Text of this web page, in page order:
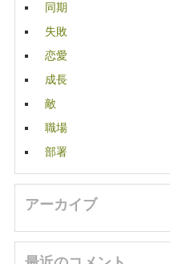
同期
失敗
恋愛
成長
敵
職場
部署
アーカイブ